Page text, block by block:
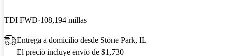
TDI FWD 108,194 millas
Entrega a domicilio desde Stone Park, IL
El precio incluye envío de $1,730